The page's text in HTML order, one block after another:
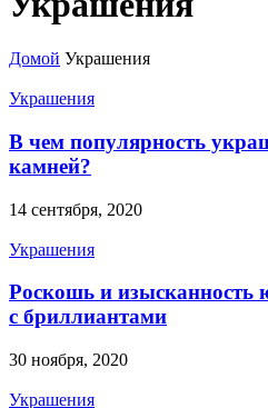
Домой Украшения
Украшения
В чем популярность
камней?
14 сентября, 2020
Украшения
Роскошь и
с бриллиантами
30 ноября, 2020
Украшения